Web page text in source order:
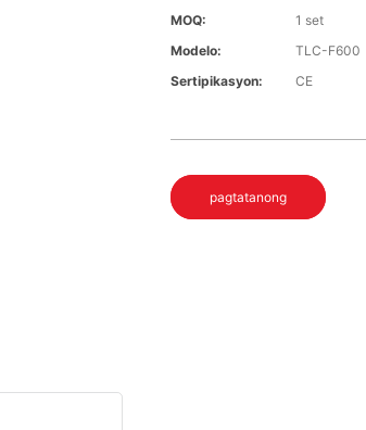
MOQ:
1 set
Modelo:
TLC-F600
Sertipikasyon:
CE
pagtatanong